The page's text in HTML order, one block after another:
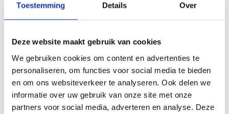
Toestemming Details Over
Deze website maakt gebruik van cookies
We gebruiken cookies om content en advertenties te
personaliseren, om functies voor social media te bieden
en om ons websiteverkeer te analyseren. Ook delen we
informatie over uw gebruik van onze site met onze
partners voor social media, adverteren en analyse. Deze
Geef aan tot welk domein jouw vraag behoort